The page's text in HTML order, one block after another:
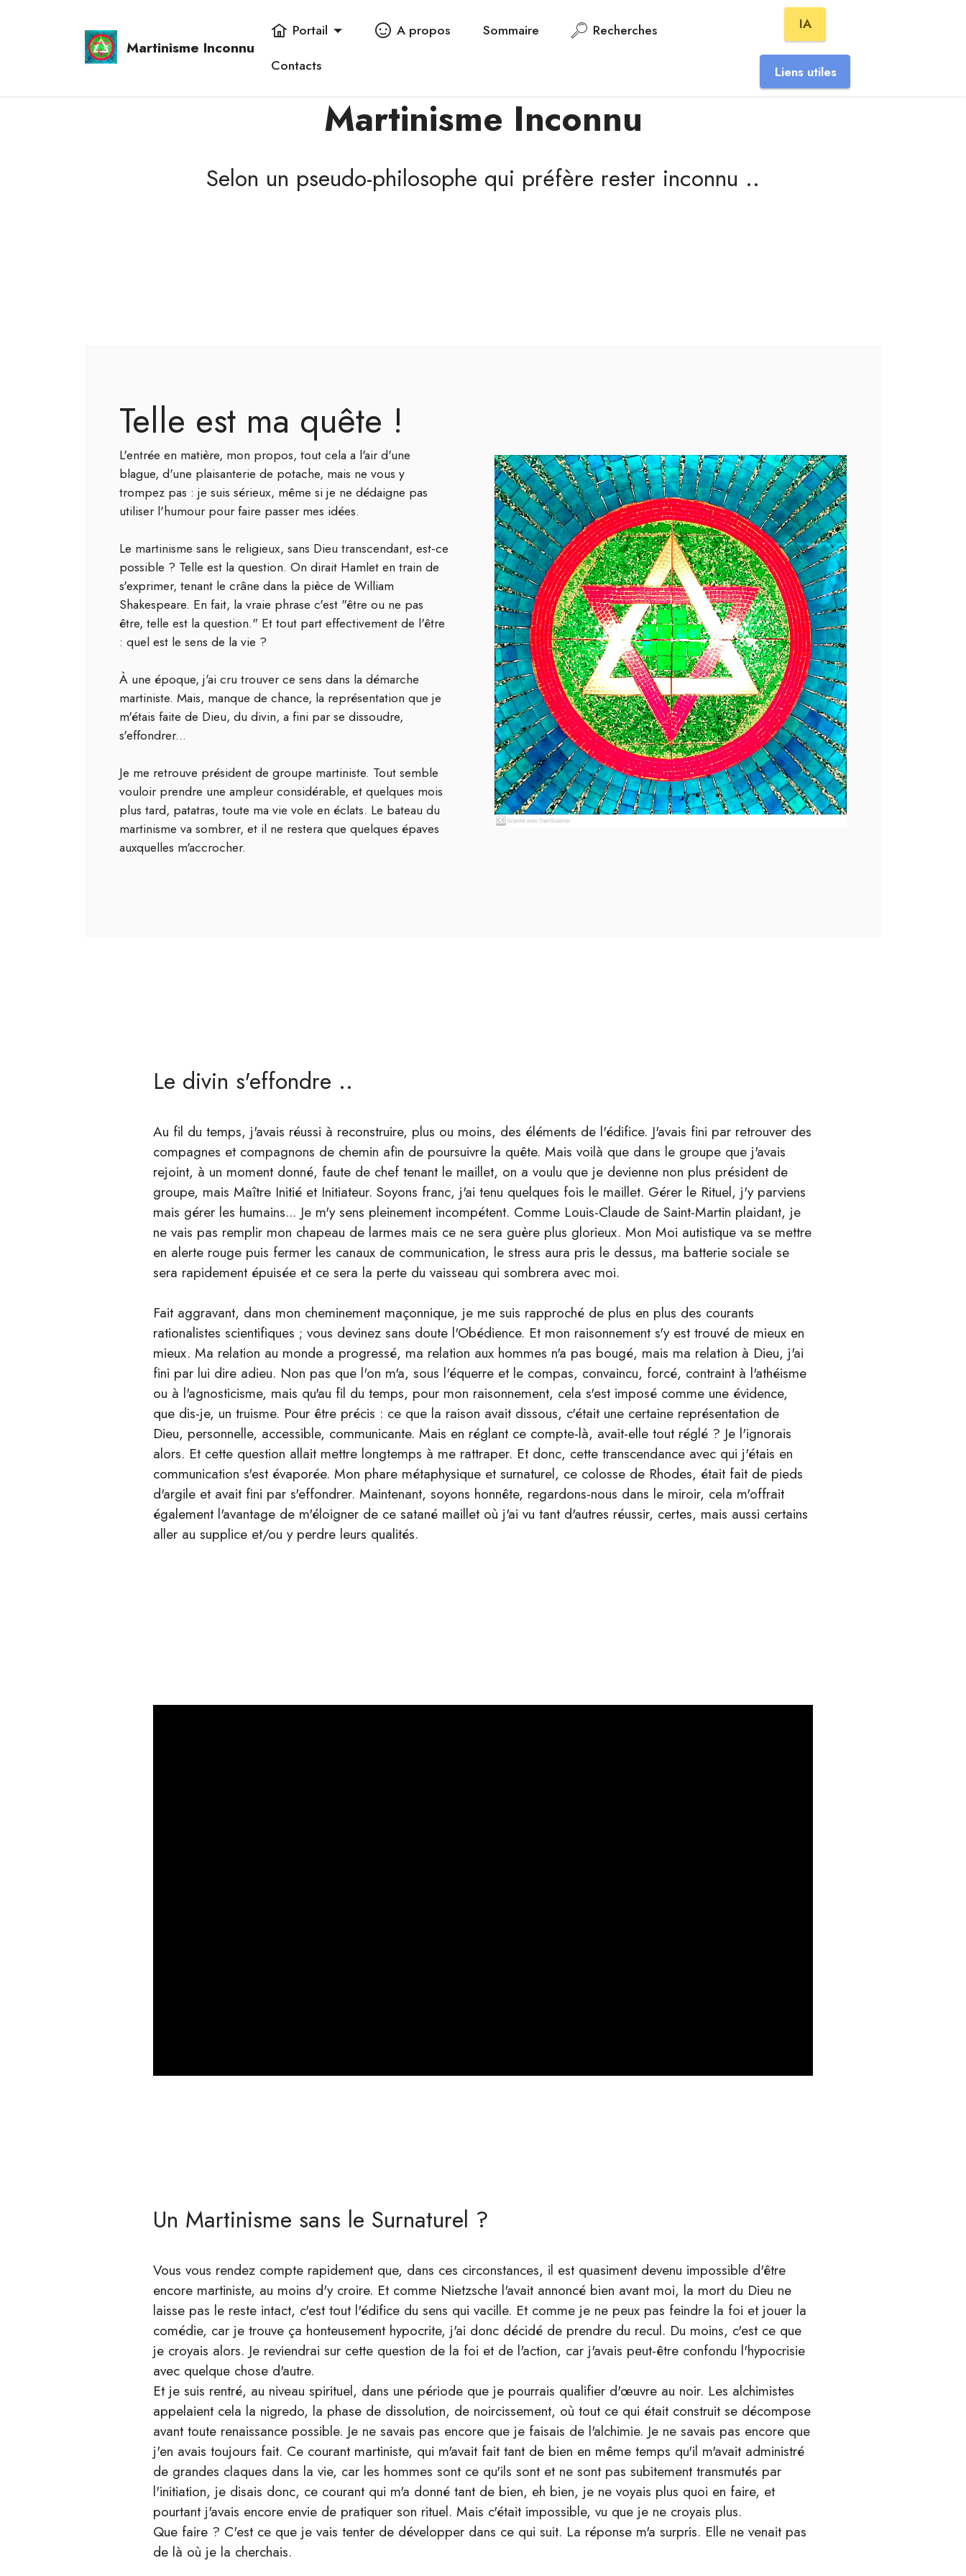
Martinisme Inconnu
Portail A propos Sommaire
Recherches
Contacts
IA
Liens utiles
Martinisme Inconnu
Selon un pseudo-philosophe qui préfère rester inconnu ..
Telle est ma quête !
L'entrée en matière, mon propos, tout cela a l'air d'une
blague, d'une plaisanterie de potache, mais ne vous y
trompez pas : je suis sérieux, même si je ne dédaigne pas
utiliser l'humour pour faire passer mes idées.
Le martinisme sans le religieux, sans Dieu transcendant, est-ce
possible ? Telle est la question. On dirait Hamlet en train de
s'exprimer, tenant le crâne dans la pièce de William
Shakespeare. En fait, la vraie phrase c'est "être ou ne pas
être, telle est la question." Et tout part effectivement de l'être
: quel est le sens de la vie ?
À une époque, j'ai cru trouver ce sens dans la démarche
martiniste. Mais, manque de chance, la représentation que je
m'étais faite de Dieu, du divin, a fini par se dissoudre,
s'effondrer...
Je me retrouve président de groupe martiniste. Tout semble
vouloir prendre une ampleur considérable, et quelques mois
plus tard, patatras, toute ma vie vole en éclats. Le bateau du
martinisme va sombrer, et il ne restera que quelques épaves
auxquelles m'accrocher.
Le divin s'effondre ..
Au fil du temps, j'avais réussi à reconstruire, plus ou moins, des éléments de l'édifice. J'avais fini par retrouver des
compagnes et compagnons de chemin afin de poursuivre la quête. Mais voilà que dans le groupe que j'avais
rejoint, à un moment donné, faute de chef tenant le maillet, on a voulu que je devienne non plus président de
groupe, mais Maître Initié et Initiateur. Soyons franc, j'ai tenu quelques fois le maillet. Gérer le Rituel, j'y parviens
mais gérer les humains... Je m'y sens pleinement incompétent. Comme Louis-Claude de Saint-Martin plaidant, je
ne vais pas remplir mon chapeau de larmes mais ce ne sera guère plus glorieux. Mon Moi autistique va se mettre
en alerte rouge puis fermer les canaux de communication, le stress aura pris le dessus, ma batterie sociale se
sera rapidement épuisée et ce sera la perte du vaisseau qui sombrera avec moi.
Fait aggravant, dans mon cheminement maçonnique, je me suis rapproché de plus en plus des courants
rationalistes scientifiques ; vous devinez sans doute l'Obédience. Et mon raisonnement s'y est trouvé de mieux en
mieux. Ma relation au monde a progressé, ma relation aux hommes n'a pas bougé, mais ma relation à Dieu, j'ai
fini par lui dire adieu. Non pas que l'on m'a, sous l'équerre et le compas, convaincu, forcé, contraint à l'athéisme
ou à l'agnosticisme, mais qu'au fil du temps, pour mon raisonnement, cela s'est imposé comme une évidence,
que dis-je, un truisme. Pour être précis : ce que la raison avait dissous, c'était une certaine représentation de
Dieu, personnelle, accessible, communicante. Mais en réglant ce compte-là, avait-elle tout réglé ? Je l'ignorais
alors. Et cette question allait mettre longtemps à me rattraper. Et donc, cette transcendance avec qui j'étais en
communication s'est évaporée. Mon phare métaphysique et surnaturel, ce colosse de Rhodes, était fait de pieds
d'argile et avait fini par s'effondrer. Maintenant, soyons honnête, regardons-nous dans le miroir, cela m'offrait
également l'avantage de m'éloigner de ce satané maillet où j'ai vu tant d'autres réussir, certes, mais aussi certains
aller au supplice et/ou y perdre leurs qualités.
Un Martinisme sans le Surnaturel ?
Vous vous rendez compte rapidement que, dans ces circonstances, il est quasiment devenu impossible d'être
encore martiniste, au moins d'y croire. Et comme Nietzsche l'avait annoncé bien avant moi, la mort du Dieu ne
laisse pas le reste intact, c'est tout l'édifice du sens qui vacille. Et comme je ne peux pas feindre la foi et jouer la
comédie, car je trouve ça honteusement hypocrite, j'ai donc décidé de prendre du recul. Du moins, c'est ce que
je croyais alors. Je reviendrai sur cette question de la foi et de l'action, car j'avais peut-être confondu l'hypocrisie
avec quelque chose d'autre.
Et je suis rentré, au niveau spirituel, dans une période que je pourrais qualifier d'œuvre au noir. Les alchimistes
appelaient cela la nigredo, la phase de dissolution, de noircissement, où tout ce qui était construit se décompose
avant toute renaissance possible. Je ne savais pas encore que je faisais de l'alchimie. Je ne savais pas encore que
j'en avais toujours fait. Ce courant martiniste, qui m'avait fait tant de bien en même temps qu'il m'avait administré
de grandes claques dans la vie, car les hommes sont ce qu'ils sont et ne sont pas subitement transmutés par
l'initiation, je disais donc, ce courant qui m'a donné tant de bien, eh bien, je ne voyais plus quoi en faire, et
pourtant j'avais encore envie de pratiquer son rituel. Mais c'était impossible, vu que je ne croyais plus.
Que faire ? C'est ce que je vais tenter de développer dans ce qui suit. La réponse m'a surpris. Elle ne venait pas
de là où je la cherchais.